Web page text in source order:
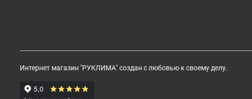
Интернет магазин "РУКЛИМА" создан с любовью к своему делу.